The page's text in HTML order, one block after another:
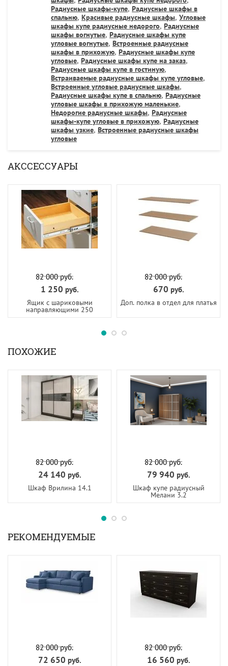
Радиусные шкафы-купе, Радиусные шкафы в
спальню, Красивые радиусные шкафы, Угловые
шкафы купе радиусные недорого, Радиусные
шкафы вогнутые, Радиусные шкафы купе
угловые вогнутые, Встроенные радиусные
шкафы в прихожую, Радиусные шкафы купе
угловые, Радиусные шкафы купе на заказ,
Радиусные шкафы купе в гостиную,
Встраиваемые радиусные шкафы купе угловые,
Встроенные угловые радиусные шкафы,
Радиусные шкафы купе в спальню, Радиусные
угловые шкафы в прихожую маленькие,
Недорогие радиусные шкафы, Радиусные
шкафы-купе угловые в прихожую, Радиусные
шкафы узкие, Встроенные радиусные шкафы
угловые
АКССЕССУАРЫ
82 000руб.
1 250 руб.
Ящик с шариковыми
направляющими 250
82 000руб.
670 руб.
Доп. полка в отдел для платья
ПОХОЖИЕ
82 000руб.
24 140 руб.
Шкаф Врилина 14.1
82 000руб.
79 940 руб.
Шкаф купе радиусный
Мелани 3.2
РЕКОМЕНДУЕМЫЕ
82 000руб.
72 650 руб.
82 000руб.
16 560 руб.